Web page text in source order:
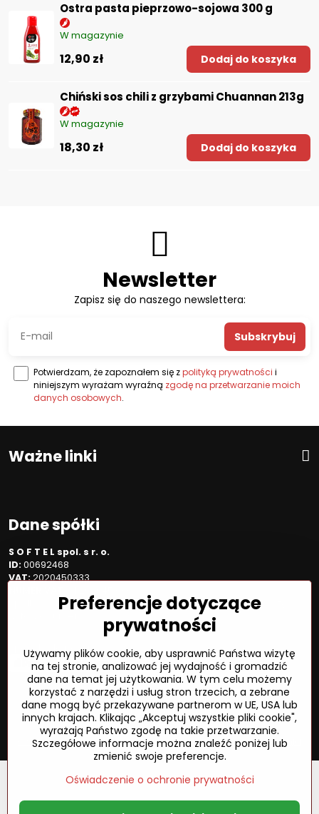
Ostra pasta pieprzowo-sojowa 300 g
W magazynie
12,90 zł Dodaj do koszyka
Chiński sos chili z grzybami Chuannan 213g
W magazynie
18,30 zł Dodaj do koszyka
Newsletter
Zapisz się do naszego newslettera:
Subskrybuj
Potwierdzam, że zapoznałem się zpolityką prywatności i
niniejszym wyrażam wyraźną zgodę na przetwarzanie moich
danych osobowych.
Ważne linki
Dane spółki
S O F T E L spol. s r. o.
ID: 00692468
VAT:2020450333
Spółka jest zarejestrowana w OR OS Žilina, sekcja Sro, proszę
Sposób płatności
© 2026Prawa autorskie
Preferencje dotyczące prywatności
Oświadczenie o ochronie prywatnościStatus zamówienia
Preferencje dotyczące
prywatności
Używamy plików cookie, aby usprawnić Państwa wizytę
na tej stronie, analizować jej wydajność i gromadzić
dane na temat jej użytkowania. W tym celu możemy
korzystać z narzędzi i usług stron trzecich, a zebrane
dane mogą być przekazywane partnerom w UE, USA lub
innych krajach. Klikając „Akceptuj wszystkie pliki cookie",
wyrażają Państwo zgodę na takie przetwarzanie.
Szczegółowe informacje można znaleźć poniżej lub
zmienić swoje preferencje.
Oświadczenie o ochronie prywatności